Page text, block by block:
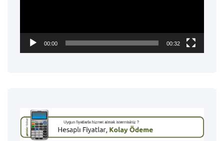
00:00 00:32